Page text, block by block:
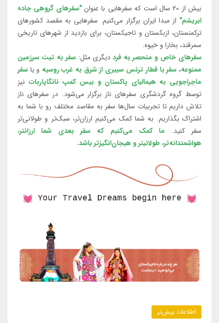
بیش از 20 سال است که سفرهایی با عنوان
"سفرهای گروهی جاده
ابریشم" از مبدا ایران برگزار می‌کنیم. سفرهایی به مقصد کشورهای
ترکمنستان، ازبکستان و تاجیکستان، برای بازدید از شهرهای تاریخی
سمرقند، بخارا و خیوه.
سفرهای خاص و منحصر به فرددیگری مثل:سفر به تبت سرزمین
ممنوعه، سفر با قطار ترنس سیبری از شرق به غرب روسیه و یا سفر
ماجراجویی به هیمالیای پاکستان و بیس کمپ نانگاپاربات نیز
توسط گروه گردشگری سفرهای ناز برگزار می‌شود. در سفرهای ناز
تلاش داریم تا تجربیات سال‌ها سفر به مقاصد مختلف رو با شما به
اشتراک بگذاریم. به شما کمک می‌کنیم ارزان‌تر، سبک‌تر و طولانی‌تر
سفر کنید. ما کمک می‌کنیم که سفر بعدی شما ارزانتر،
هواشمندانه‌تر، طولانی‎تر و هیجان‌انگیزتر باشد.
اطلاعات بیش‌تر